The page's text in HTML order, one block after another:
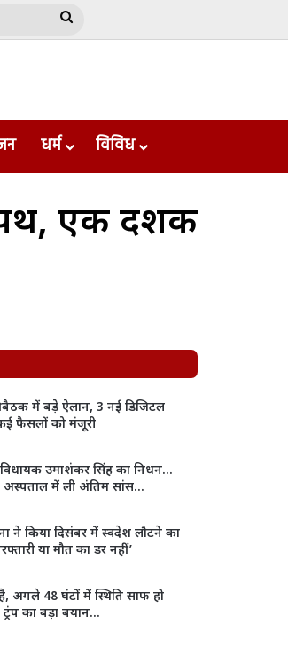
Search
धर्म विविध
एक दशक
में बड़े ऐलान, 3 नई डिजिटल
फैसलों को मंजूरी
उमाशंकर सिंह का निधन…
अस्पताल में ली अंतिम सांस…
ने किया दिसंबर में स्वदेश लौटने का
या मौत का डर नहीं’
अगले 48 घंटों में स्थिति साफ हो
ट्रंप का बड़ा बयान…